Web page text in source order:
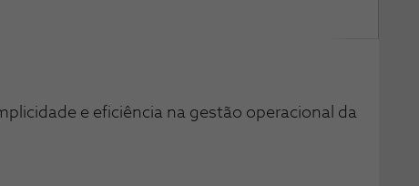
e eficiência na gestão operacional da